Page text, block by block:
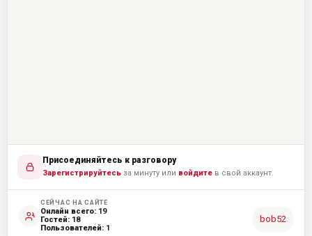
Присоединяйтесь к разговору
Зарегистрируйтесь за минуту или войдите в свой аккаунт.
СЕЙЧАС НА САЙТЕ
Онлайн всего: 19
Гостей: 18
Пользователей: 1
bob52